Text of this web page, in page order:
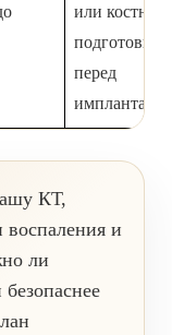
или костная
подготовка
перед
КТ,
воспаления и
ли